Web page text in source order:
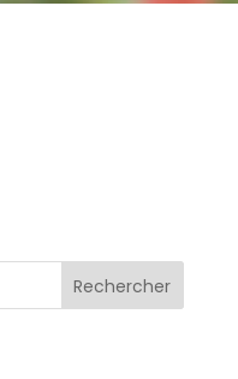
Rechercher